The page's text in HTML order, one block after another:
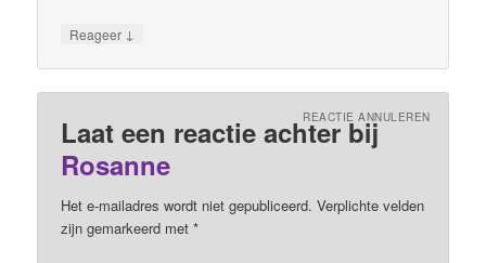
Reageer ↓
Laat een reactie achter bij
Rosanne
REACTIE ANNULEREN
Het e-mailadres wordt niet gepubliceerd. Verplichte velden
zijn gemarkeerd met*